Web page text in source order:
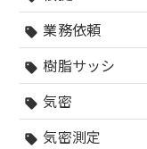
sell 業務依頼
sell 樹脂サッシ
sell 気密
sell 気密測定